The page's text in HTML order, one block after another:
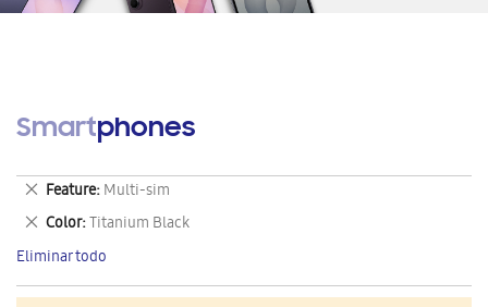
Smartphones
Feature Multi-sim
Eliminar
este
artículo
Color Titanium Black
Eliminar
este
artículo
Eliminar todo